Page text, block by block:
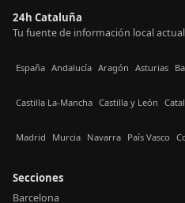
24h Cataluña
Tu fuente de información local
España Andalucía Aragón Asturias
Castilla La-Mancha Castilla y León
Madrid Murcia Navarra País Vasco
Secciones
Barcelona